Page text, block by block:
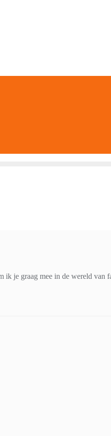
ik je graag mee in de wereld van